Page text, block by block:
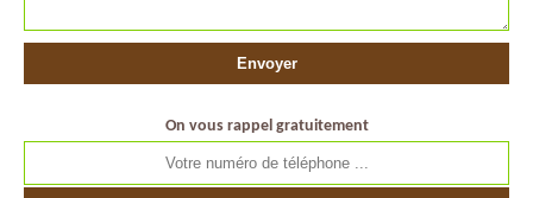
On vous rappel gratuitement